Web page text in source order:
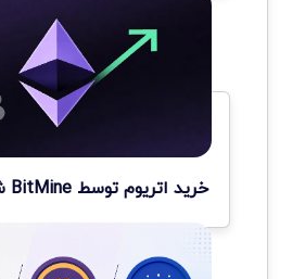
خرید اتریوم توسط BitMine شدت گرفت